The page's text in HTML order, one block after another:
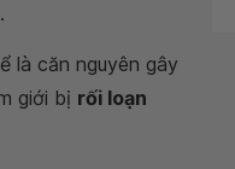
là căn nguyên gây
giới bị rối loạn